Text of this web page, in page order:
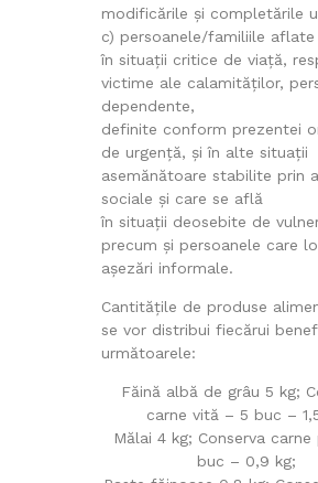
modificările și completările
c) persoanele/familiile
în situații critice de viață,
victime ale calamităților,
dependente,
definite conform prezentei
de urgență, și în alte situații
asemănătoare stabilite prin
sociale și care se află
în situații deosebite de
precum și persoanele care
așezări informale.
Cantitățile de produse
se vor distribui fiecărui
următoarele:
Făină albă de grâu 5 kg;
carne vită – 5 buc –
Mălai 4 kg; Conserva
buc – 0,9 kg;